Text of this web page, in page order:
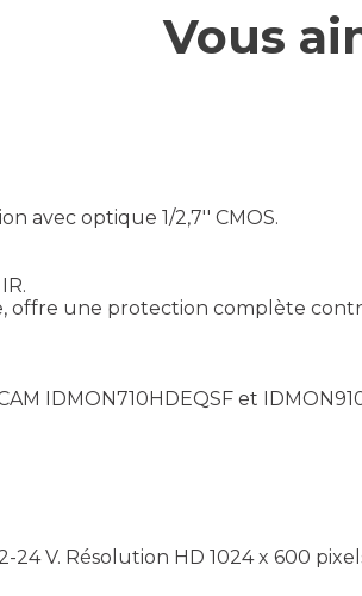
Vous
avec optique 1/2,7'' CMOS.
offre une protection complète
IDMON710HDEQSF et
24 V. Résolution HD 1024 x 600